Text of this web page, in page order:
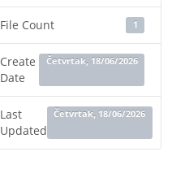
File Count 1
Create
Date
Četvrtak, 18/06/2026
Last
Updated
Četvrtak, 18/06/2026